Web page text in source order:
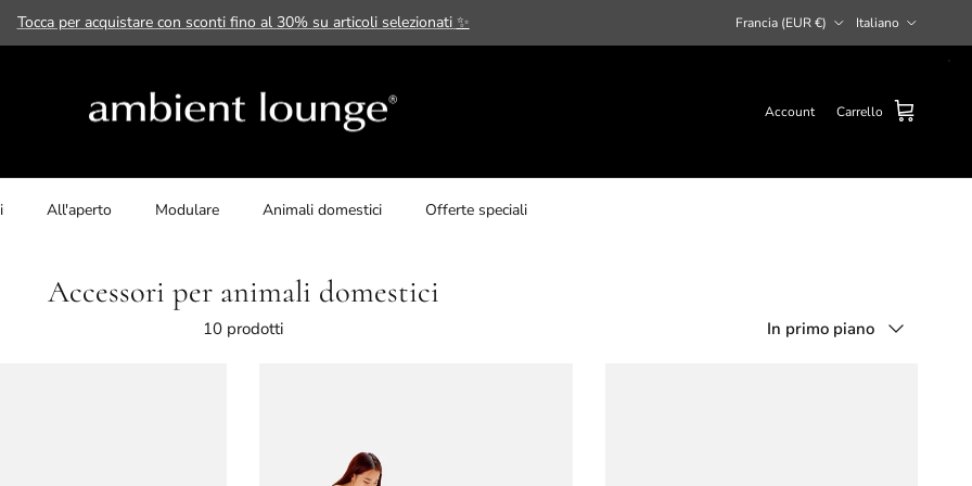
Tocca per acquistare con sconti fino al 30% su articoli selezionati ✨ Francia (EUR €) Italiano
Account Carrello
All'aperto Modulare Animali domestici Offerte speciali
Accessori per animali domestici
10 prodotti
Ordina per
In primo piano